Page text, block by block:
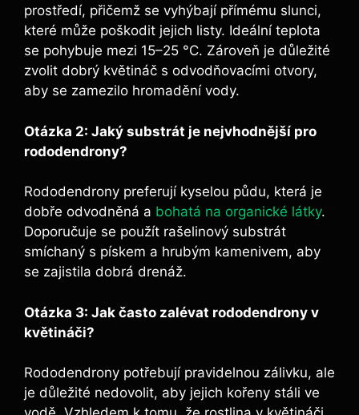
prostředí, přičemž se vyhýbají přímému slunci,
které může poškodit jejich listy. Ideální teplota
se pohybuje mezi 15–25 °C. Zároveň je důležité
zvolit dobrý květináč s odvodňovacími otvory,
aby se zamezilo hromadění vody.
Otázka 2: Jaký substrát je nejvhodnější pro
rododendrony?
Rododendrony preferují kyselou půdu, která je
dobře odvodněná a bohatá na organické látky.
Doporučuje se použít rašelinový substrát
smíchaný s pískem a hrubým kamenivem, aby
se zajistila dobrá drenáž.
Otázka 3: Jak často zalévat rododendrony v
květináči?
Rododendrony potřebují pravidelnou zálivku, ale
je důležité nedovolit, aby jejich kořeny stáli ve